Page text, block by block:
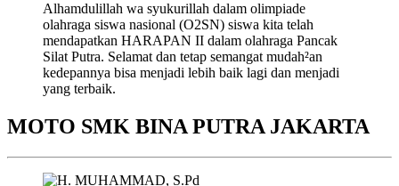
Alhamdulillah wa syukurillah dalam olimpiade
olahraga siswa nasional (O2SN) siswa kita telah
mendapatkan HARAPAN II dalam olahraga Pancak
Silat Putra. Selamat dan tetap semangat mudah²an
kedepannya bisa menjadi lebih baik lagi dan menjadi
yang terbaik.
MOTO SMK BINA PUTRA JAKARTA